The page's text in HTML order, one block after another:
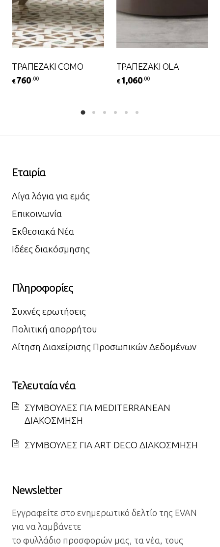
ΤΡΑΠΕΖΑΚΙ COMO
€ 760 .00
ΤΡΑΠΕΖΑΚΙ OLA
€ 1,060 .00
Εταιρία
Λίγα λόγια για εμάς
Επικοινωνία
Εκθεσιακά Νέα
Ιδέες διακόσμησης
Πληροφορίες
Συχνές ερωτήσεις
Πολιτική απορρήτου
Αίτηση Διαχείρισης Προσωπικών Δεδομένων
Τελευταία νέα
ΣΥΜΒΟΥΛΕΣ ΓΙΑ MEDITERRANEAN
ΔΙΑΚΟΣΜΗΣΗ
ΣΥΜΒΟΥΛΕΣ ΓΙΑ ART DECO ΔΙΑΚΟΣΜΗΣΗ
Newsletter
Εγγραφείτε στο ενημερωτικό δελτίο της EVAN
για να λαμβάνετε
το φυλλάδιο προσφορών μας, τα νέα, τους